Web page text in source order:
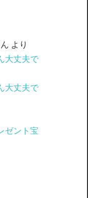
より
大丈夫で
大丈夫で
ゼント宝